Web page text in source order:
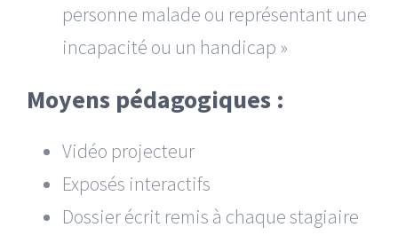
personne malade ou représentant une
incapacité ou un handicap »
Moyens pédagogiques :
Vidéo projecteur
Exposés interactifs
Dossier écrit remis à chaque stagiaire